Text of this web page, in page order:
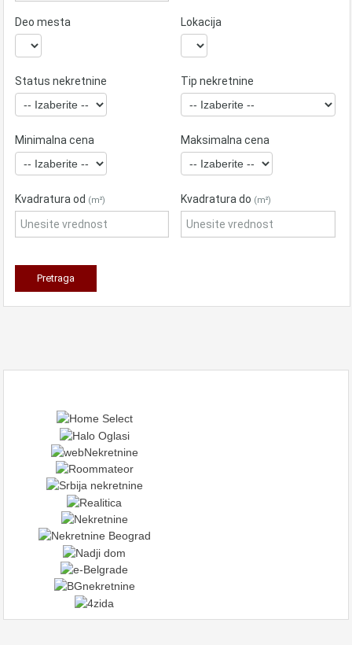
Deo mesta Lokacija
Status nekretnine Tip nekretnine
Minimalna cena Maksimalna cena
Kvadratura od (m²) Kvadratura do (m²)